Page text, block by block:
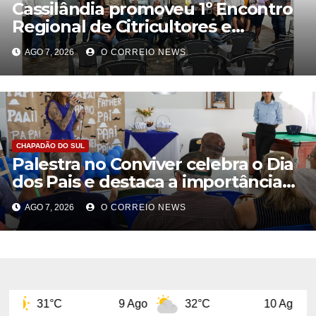
Cassilândia promoveu 1º Encontro
Regional de Citricultores e
fortalece o desenvolvimento da
citricultura
AGO 7, 2026 O CORREIO NEWS
CHAPADÃO DO SUL
Palestra no Conviver celebra o Dia
dos Pais e destaca a importância
da figura paterna na família
AGO 7, 2026 O CORREIO NEWS
9 Ago 32°C 10 Ago 32°C